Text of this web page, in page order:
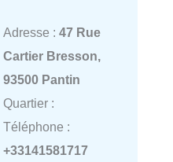
Adresse : 47 Rue
Cartier Bresson,
93500 Pantin
Quartier :
Téléphone :
+33141581717